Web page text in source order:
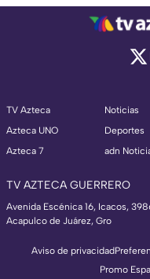
TV Azteca
Azteca UNO
Azteca 7
Noticias
Deportes
adn
TV AZTECA GUERRERO
Avenida Escénica 16, Icacos,
Acapulco de Juárez, Gro
Aviso de privacidad
Promo